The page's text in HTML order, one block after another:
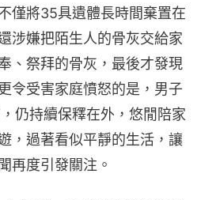
僅將35具遺體長時間棄置在
涉嫌把陌生人的骨灰交給家
、祭拜的骨灰，最後才發現
令受害家庭憤怒的是，男子
仍持續保釋在外，悠閒陪家
，過著看似平靜的生活，讓
再度引發關注。